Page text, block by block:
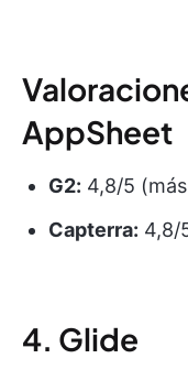
AppSheet
G2: 4,8/5
Capterra: 4,8/
4. Glide